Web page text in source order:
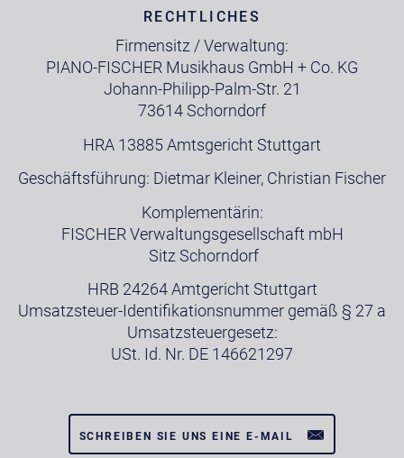
RECHTLICHES
Firmensitz / Verwaltung:
PIANO-FISCHER Musikhaus GmbH + Co. KG
Johann-Philipp-Palm-Str. 21
73614 Schorndorf
HRA 13885 Amtsgericht Stuttgart
Geschäftsführung: Dietmar Kleiner, Christian Fischer
Komplementärin:
FISCHER Verwaltungsgesellschaft mbH
Sitz Schorndorf
HRB 24264 Amtgericht Stuttgart
Umsatzsteuer-Identifikationsnummer gemäß § 27 a
Umsatzsteuergesetz:
USt. Id. Nr. DE 146621297
SCHREIBEN SIE UNS EINE E-MAIL